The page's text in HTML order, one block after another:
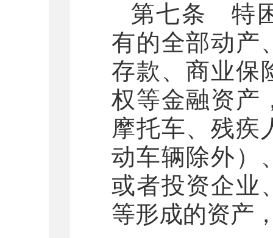
第七条 特
有的全部动产
存款、商业保
权等金融资产
摩托车、残疾
动车辆除外）
或者投资企业
等形成的资产